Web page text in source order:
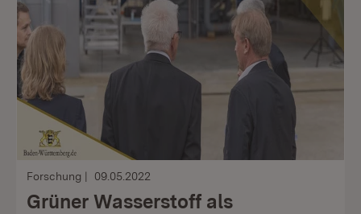
Forschung 09.05.2022
Grüner Wasserstoff als